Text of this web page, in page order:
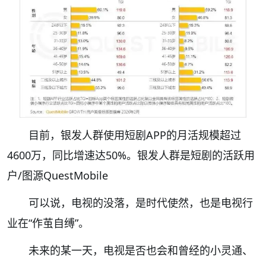
目前，银发人群使用短剧APP的月活规模超过
4600万，同比增速达50%。银发人群是短剧的活跃用
户/图源QuestMobile
可以说，电视的没落，是时代使然，也是电视行
业在“作茧自缚”。
未来的某一天， 电视是否也会和曾经的小灵通、